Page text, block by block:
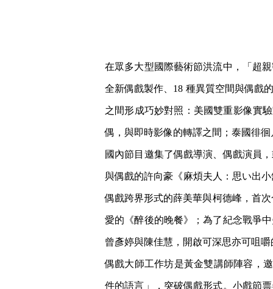
在眾多大型國際藝術節洪流中，「超
全新偶戲製作、18 種異質空間與偶戲
之間形成巧妙對照：美國雙重影像實
偶，與即時影像的轉譯之間；泰國徘
國內節目邀集了偶戲導演、偶戲演員
與偶戲的許向豪《麻煩夫人：思い出
偶戲跨界形式的薛美華與柯德峰，首
愛的《醉後的晚餐》；為了紀念戰爭
曾彥婷與陳佳慧，開啟可深思亦可咀
偶戲大師工作坊是黃金雙講師陣容，
件的語言」，突破偶戲形式。小戲節